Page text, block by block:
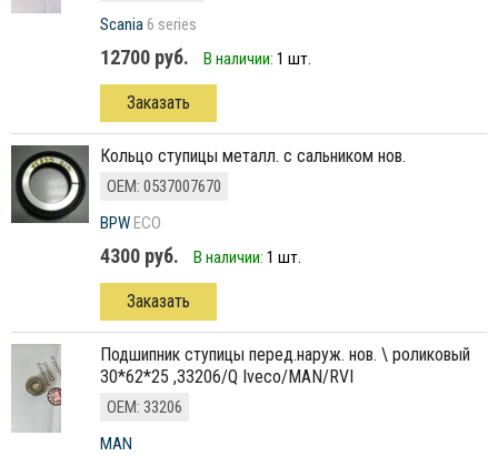
Scania6 series
12700 руб. В наличии: 1 шт.
Заказать
кольцо ступицы металл. с сальником нов.
ОЕМ: 0537007670
BPW ECO
4300 руб. В наличии: 1 шт.
Заказать
Подшипник ступицы перед.наруж. нов. \ роликовый
30*62*25 ,33206/Q Iveco/MAN/RVI
ОЕМ: 33206
MAN